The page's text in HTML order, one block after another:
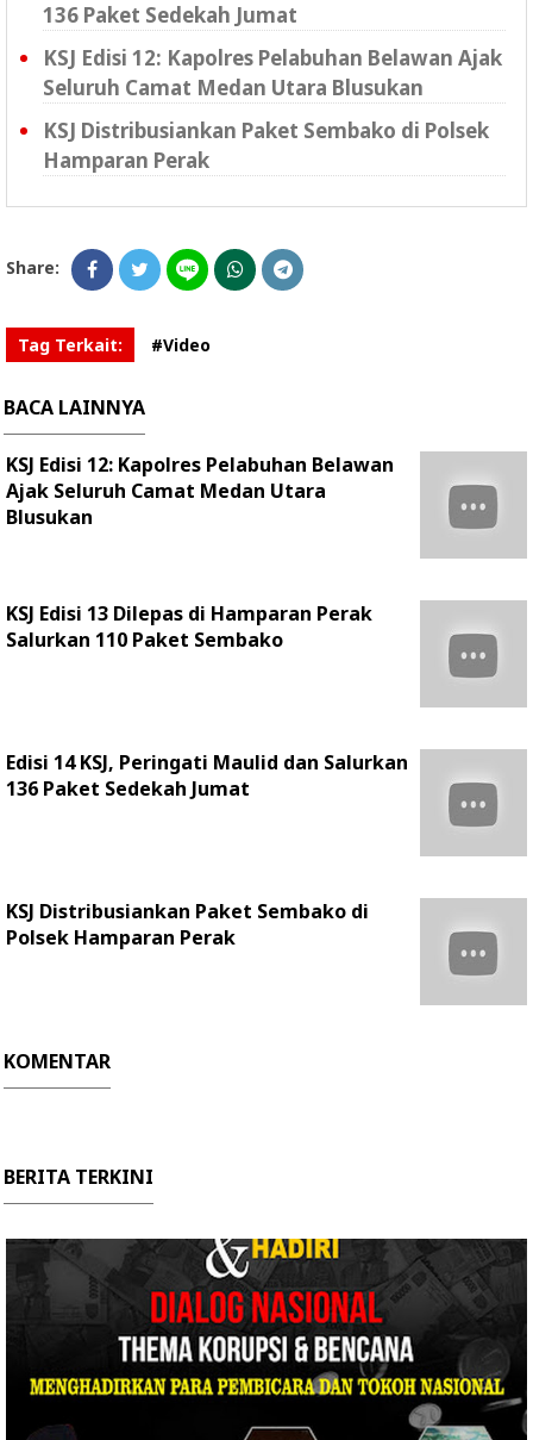
136 Paket Sedekah Jumat
KSJ Edisi 12: Kapolres Pelabuhan Belawan Ajak
Seluruh Camat Medan Utara Blusukan
KSJ Distribusiankan Paket Sembako di Polsek
Hamparan Perak
Share:
Tag Terkait: #Video
BACA LAINNYA
KSJ Edisi 12: Kapolres Pelabuhan Belawan
Ajak Seluruh Camat Medan Utara
Blusukan
KSJ Edisi 13 Dilepas di Hamparan Perak
Salurkan 110 Paket Sembako
Edisi 14 KSJ, Peringati Maulid dan Salurkan
136 Paket Sedekah Jumat
KSJ Distribusiankan Paket Sembako di
Polsek Hamparan Perak
KOMENTAR
BERITA TERKINI